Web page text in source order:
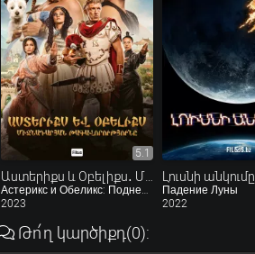
5.1
Астерикс и Обеликс: Поднебесная
2023
Լուսնի անկումը
Падение Луны
2022
Թո՛ղ կարծիքդ(0):